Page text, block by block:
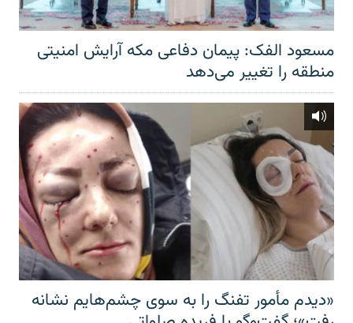
مسعود الفک: پیمان دفاعی مکه آرایش امنیتی
منطقه را تغییر می‌دهد
«دیدم مأمور تفنگ را به سوی چشم‌هایم نشانه